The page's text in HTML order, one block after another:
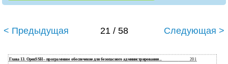
< Предыдущая 21 / 58 Следующая >
Глава 13. OpenSSH – программное обеспечение для безопасного администрирования... 201